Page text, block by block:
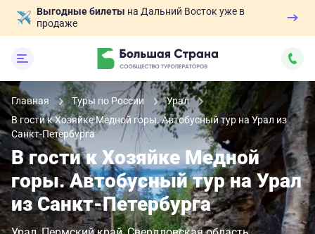
Выгодные билеты на Дальний Восток уже в
продаже
Главная Туры по России
Урал
В гости к Хозяйке Медной горы. Автобусный тур на Урал из
Санкт-Петербурга
В гости к Хозяйке Медной
горы. Автобусный тур на Урал
из Санкт-Петербурга